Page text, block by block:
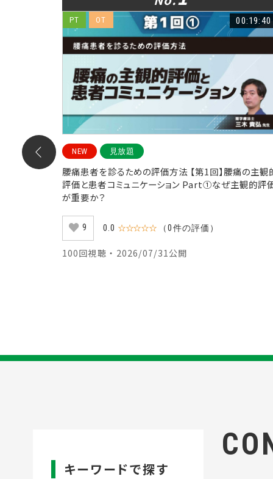
肩峰
PT OT 00:19:40
NEW 見放題
腰痛患者を診るための評価方法 【第1回】腰痛の主観
評価と患者コミュニケーション Part①なぜ主観的評
が重要か？
9 0.0 ☆☆☆☆☆ （0件の評価）
100回視聴 ・ 2026/07/31公開
キーワードで探す